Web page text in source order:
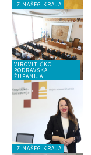
IZ NAŠEG KRAJA
VIROVITIČKO-
PODRAVSKA
ŽUPANIJA
IZ NAŠEG KRAJA